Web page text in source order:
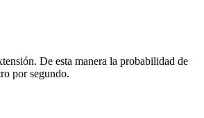
De esta manera la probabilidad de
por segundo.